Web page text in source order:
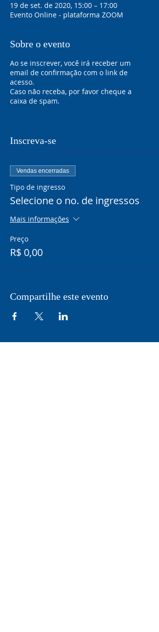
19 de set. de 2020, 15:00 – 17:00
Evento Online - plataforma ZOOM
Sobre o evento
Ao se inscrever, você irá receber um
email de confirmação com o link de
acesso.
Caso não receba, por favor cheque a
caixa de spam.
Inscreva-se
Vendas encerradas
Tipo de ingresso
Selecione o no. de ingressos
Mais informações
Preço
R$ 0,00
Compartilhe este evento